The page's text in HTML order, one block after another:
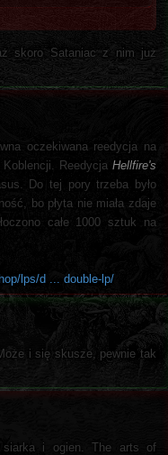
skoro Sataniac z nim już
oczekiwana reedycja na
Reedycja Hellfire's
Do tej pory trzeba było
bo płyta nie miała zdaje
całe 1000 sztuk na
lps/d ... double-lp/
i się skusze, pewnie tak
siarka i ogien. The arts of